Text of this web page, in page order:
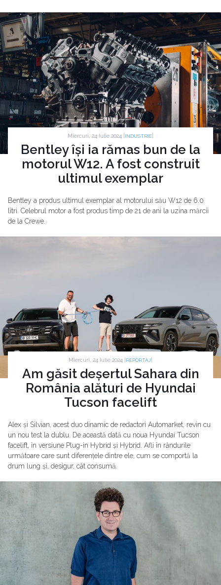
Miercuri, 24 Iulie 2024 | INDUSTRIE
Bentley își ia rămas bun de la
motorul W12. A fost construit
ultimul exemplar
Bentley a produs ultimul exemplar al motorului său W12 de 6.0
litri. Celebrul motor a fost produs timp de 21 de ani la uzina mărcii
de la Crewe.
Miercuri, 24 Iulie 2024 | REPORTAJ
Am găsit deșertul Sahara din
România alături de Hyundai
Tucson facelift
Alex și Silvian, acest duo dinamic de redactori Automarket, revin cu
un nou test la dublu. De această dată cu noua Hyundai Tucson
facelift, în versiune Plug-in Hybrid și Hybrid. Afli în rândurile
următoare care sunt diferențele dintre ele, cum se comportă la
drum lung și, desigur, cât consumă.